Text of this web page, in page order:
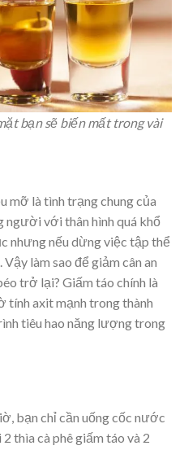
bạn sẽ biến mất trong vài
mỡ là tình trạng chung của
người với thân hình quá khổ
nhưng nếu dừng việc tập thể
làm sao để giảm cân an
trở lại? Giấm táo chính là
tính axit mạnh trong thành
tiêu hao năng lượng trong
bạn chỉ cần uống cốc nước
thìa cà phê giấm táo và 2